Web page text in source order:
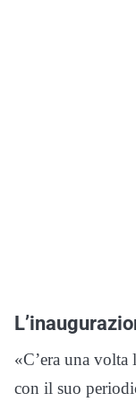
«C’era una
con il suo